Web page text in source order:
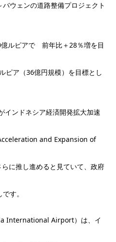
ウェンの道路整備プロジェクト
ルピアで 前年比＋28％増を目
ピア（36億円規模）を目標とし
インドネシア経済開発拡大加速
and Expansion of
に推し進めると見ていて、政府
す。
International Airport）は、イ